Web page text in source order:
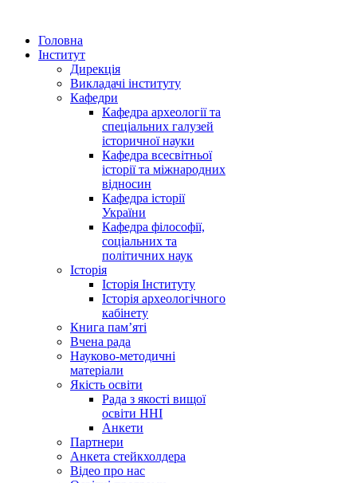
Головна
Інститут
Дирекція
Викладачі інституту
Кафедри
Кафедра археології та
спеціальних галузей
історичної науки
Кафедра всесвітньої
історії та міжнародних
відносин
Кафедра історії
України
Кафедра філософії,
соціальних та
політичних наук
Історія
Історія Інституту
Історія археологічного
кабінету
Книга памʼяті
Вчена рада
Науково-методичні
матеріали
Якість освіти
Рада з якості вищої
освіти ННІ
Анкети
Партнери
Анкета стейкхолдера
Відео про нас